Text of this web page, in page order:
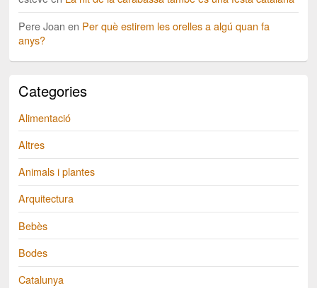
Pere Joan en Per què estirem les orelles a algú quan fa
anys?
Categories
Alimentació
Altres
Animals i plantes
Arquitectura
Bebès
Bodes
Catalunya